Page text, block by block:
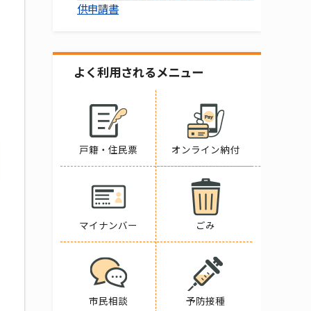
供申請書
よく利用されるメニュー
戸籍・住民票 オンライン納付
マイナンバー ごみ
市民相談 予防接種